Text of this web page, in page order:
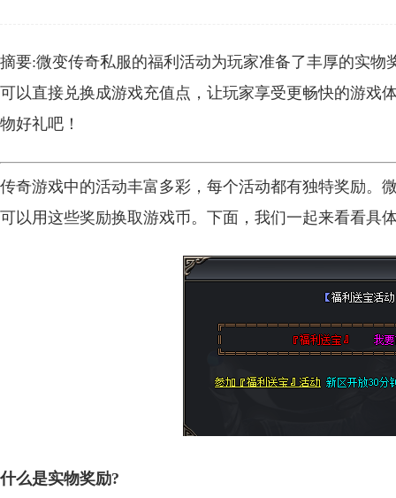
摘要:微变传奇私服的福利活动为玩家准备了丰厚的实
可以直接兑换成游戏充值点，让玩家享受更畅快的游戏
物好礼吧！
传奇游戏中的活动丰富多彩，每个活动都有独特奖励。
可以用这些奖励换取游戏币。下面，我们一起来看看具
什么是实物奖励?